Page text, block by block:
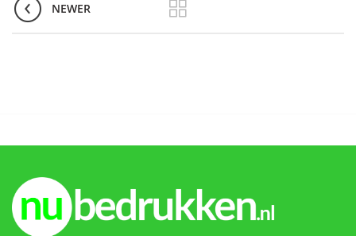
NEWER